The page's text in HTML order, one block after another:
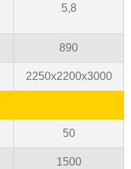
5,8
890
2250х2200х3000
50
1500